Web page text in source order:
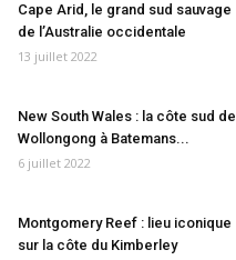
Cape Arid, le grand sud sauvage
de l’Australie occidentale
13 juillet 2022
New South Wales : la côte sud de
Wollongong à Batemans...
6 juillet 2022
Montgomery Reef : lieu iconique
sur la côte du Kimberley